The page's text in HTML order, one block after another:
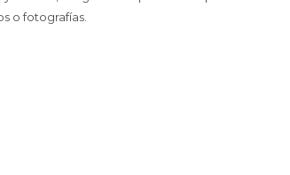
o fotografías.